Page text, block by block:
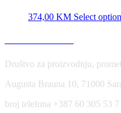
374,00 KM Select
Društvo za proizvodnju,
Augusta Brauna 10, 71000
broj telefona +387 60 305 53